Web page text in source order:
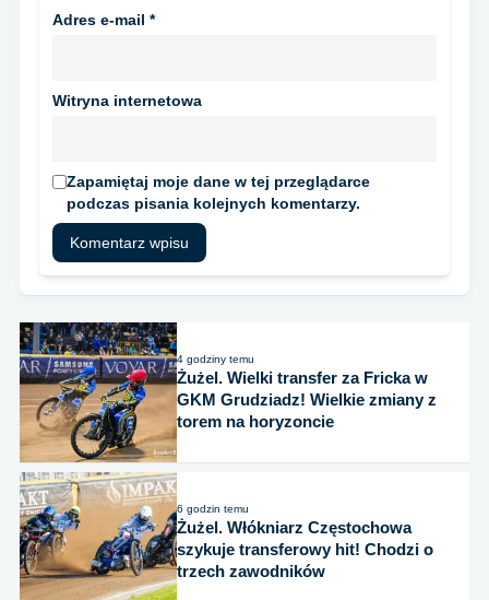
Adres e-mail *
Witryna internetowa
Zapamiętaj moje dane w tej przeglądarce
podczas pisania kolejnych komentarzy.
4 godziny temu
Żużel. Wielki transfer za Fricka w
GKM Grudziadz! Wielkie zmiany z
torem na horyzoncie
6 godzin temu
Żużel. Włókniarz Częstochowa
szykuje transferowy hit! Chodzi o
trzech zawodników